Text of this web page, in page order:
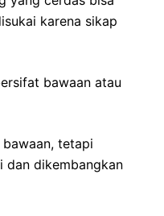
karena sikap
bawaan atau
tetapi
dan dikembangkan